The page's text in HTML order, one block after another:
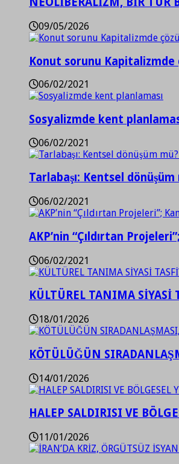
09/05/2026
Konut sorunu Kapitalizmde
06/02/2021
Sosyalizmde kent
06/02/2021
Tarlabaşı: Kentsel
06/02/2021
AKP’nin “Çıldırtan
06/02/2021
KÜLTÜREL TANIMA SİYASİ
18/01/2026
KÖTÜLÜĞÜN
14/01/2026
HALEP SALDIRISI VE
11/01/2026